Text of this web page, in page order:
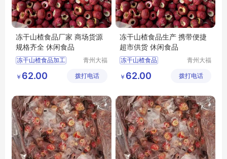
冻干山楂食品厂家 商场货源
规格齐全 休闲食品
冻干山楂食品加工
冻干山楂食品厂家
冻干山楂加工
青州大福
展有限公
￥ 62.00 拨打电话
冻干山楂食品生产 携带便捷
超市供货 休闲食品
冻干山楂食品
冻干山楂制品加工
冻干山楂食品厂家生产
青州大福
展有限公
￥ 62.00 拨打电话